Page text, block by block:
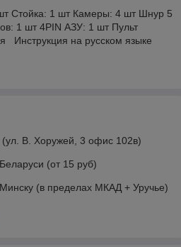
Стойка: 1 шт Камеры: 4 шт Шнур 5
1 шт 4PIN АЗУ: 1 шт Пульт
Инструкция на русском языке
В. Хоружей, 3 офис 102в)
(от 15 руб)
(в пределах МКАД + Уручье)